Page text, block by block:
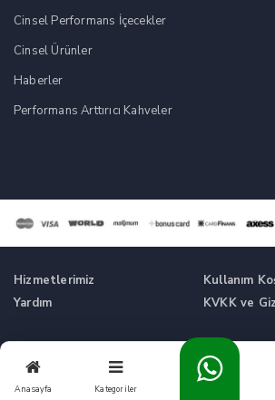
Anasayfa Kategoriler
Cinsel Performans İçecekler
Cinsel Ürünler
Haberler
Performans Arttırıcı Kahveler
Hizmetlerimiz
Kullanım
Yardım
KVKK ve
Tüm Hakları Saklıdır. © Cinsel